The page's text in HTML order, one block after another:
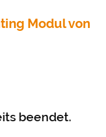
Modul von
beendet.